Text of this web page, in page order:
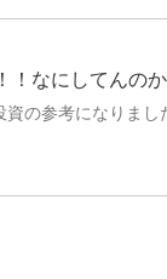
！なにしてんの
資の参考になりまし